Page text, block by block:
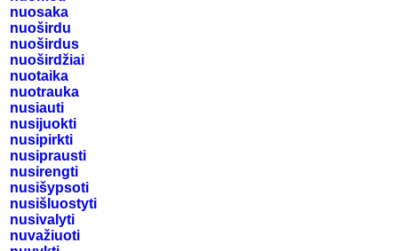
nuosaka
nuoširdu
nuoširdus
nuoširdžiai
nuotaika
nuotrauka
nusiauti
nusijuokti
nusipirkti
nusiprausti
nusirengti
nusišypsoti
nusišluostyti
nusivalyti
nuvažiuoti